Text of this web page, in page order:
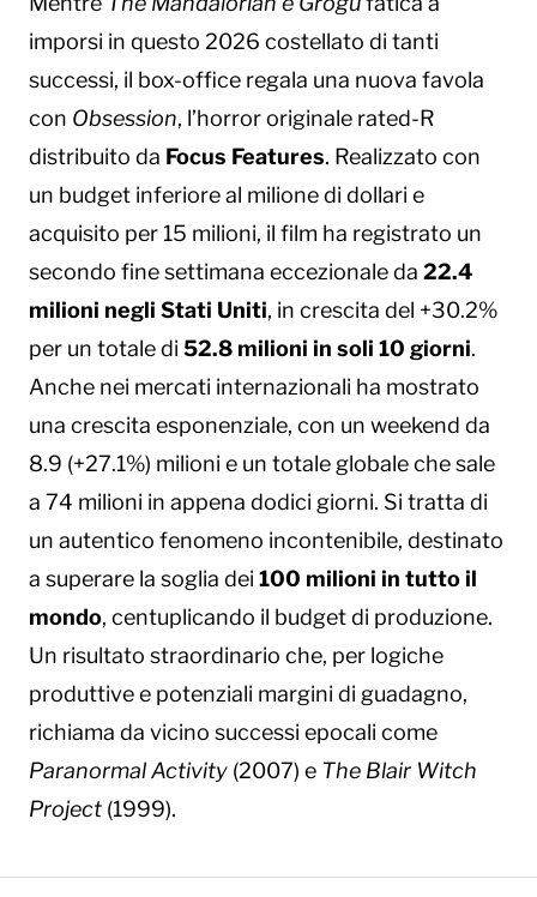
imporsi in questo 2026 costellato di tanti
successi, il box-office regala una nuova favola
con Obsession, l’horror originale rated-R
distribuito da Focus Features. Realizzato con
un budget inferiore al milione di dollari e
acquisito per 15 milioni, il film ha registrato un
secondo fine settimana eccezionale da 22.4
milioni negli Stati Uniti, in crescita del +30.2%
per un totale di 52.8 milioni in soli 10 giorni.
Anche nei mercati internazionali ha mostrato
una crescita esponenziale, con un weekend da
8.9 (+27.1%) milioni e un totale globale che sale
a 74 milioni in appena dodici giorni. Si tratta di
un autentico fenomeno incontenibile, destinato
a superare la soglia dei 100 milioni in tutto il
mondo, centuplicando il budget di produzione.
Un risultato straordinario che, per logiche
produttive e potenziali margini di guadagno,
richiama da vicino successi epocali come
Paranormal Activity (2007) e The Blair Witch
Project (1999).